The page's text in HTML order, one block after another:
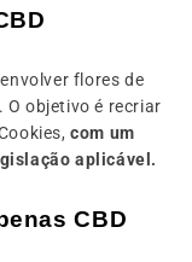
flores de
O objetivo é recriar
com um
aplicável.
CBD